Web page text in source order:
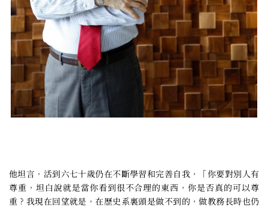
他坦言，活到六七十歲仍在不斷學習和完善自我，「你要對別人有
尊重，坦白說就是當你看到很不合理的東西，你是否真的可以尊
重？我現在回望就是，在歷史系裏頭是做不到的，做教務長時也仍